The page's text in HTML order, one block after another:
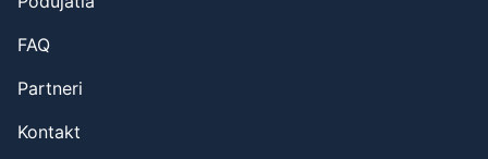
FAQ
Partneri
Kontakt